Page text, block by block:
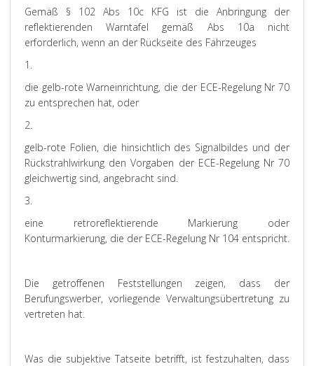
Gemäß § 102 Abs 10c KFG ist die Anbringung der
reflektierenden Warntafel gemäß Abs 10a nicht
erforderlich, wenn an der Rückseite des Fahrzeuges
1.
die gelb-rote Warneinrichtung, die der ECE-Regelung Nr 70
zu entsprechen hat, oder
2.
gelb-rote Folien, die hinsichtlich des Signalbildes und der
Rückstrahlwirkung den Vorgaben der ECE-Regelung Nr 70
gleichwertig sind, angebracht sind.
3.
eine retroreflektierende Markierung oder
Konturmarkierung, die der ECE-Regelung Nr 104 entspricht.
Die getroffenen Feststellungen zeigen, dass der
Berufungswerber, vorliegende Verwaltungsübertretung zu
vertreten hat.
Was die subjektive Tatseite betrifft, ist festzuhalten, dass